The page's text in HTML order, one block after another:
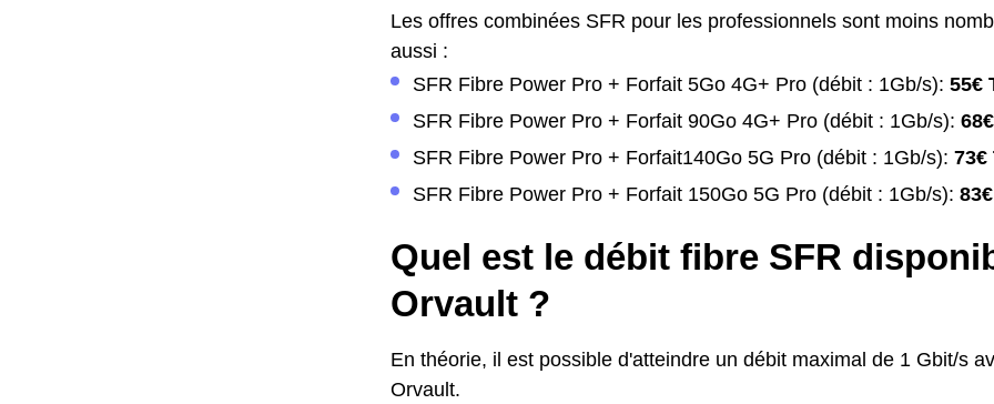
Les offres combinées SFR pour les professionnels sont moins
aussi :
SFR Fibre Power Pro + Forfait 5Go 4G+ Pro (débit : 1Gb/s): 55€
SFR Fibre Power Pro + Forfait 90Go 4G+ Pro (débit : 1Gb/s):
SFR Fibre Power Pro + Forfait140Go 5G Pro (débit : 1Gb/s): 73€
SFR Fibre Power Pro + Forfait 150Go 5G Pro (débit : 1Gb/s):
Quel est le débit fibre SFR
Orvault ?
En théorie, il est possible d'atteindre un débit maximal de 1 Gbit/s
Orvault.